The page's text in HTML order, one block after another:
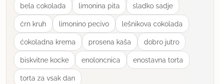
bela cokolada limonina pita sladko sadje
ćrn kruh limonino pecivo lešnikova cokolada
ćokoladna krema prosena kaša dobro jutro
biskvitne kocke enoloncnica enostavna torta
torta za vsak dan